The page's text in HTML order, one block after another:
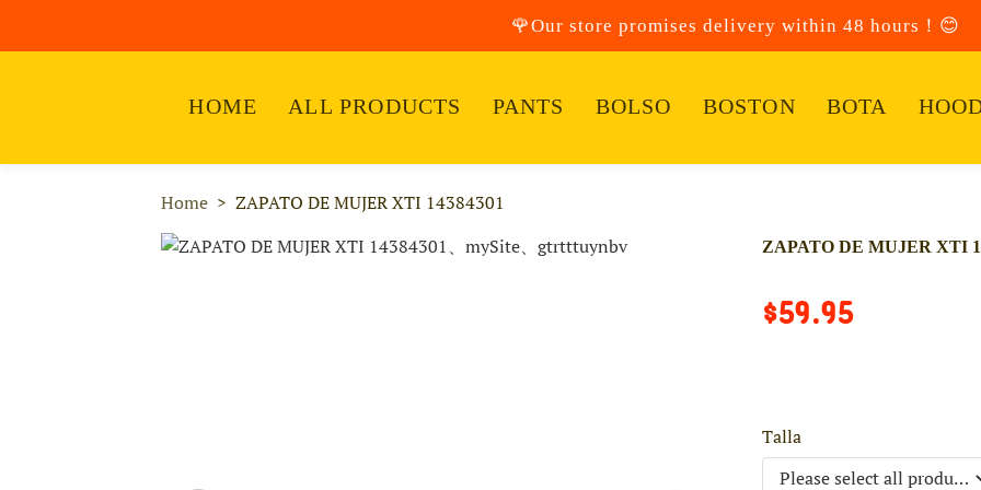
HOME ALL PRODUCTS PANTS BOLSO BOSTON BOTA
🌹Our store promises delivery within 48 hours！😊
Home ZAPATO DE MUJER XTI 14384301
ZAPATO DE MUJER XTI
$59.95
Talla